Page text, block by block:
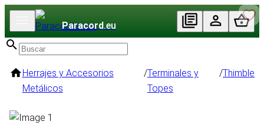
Paracord.eu
Herrajes y Accesorios
Metálicos
/Terminales y
Topes
/Thimble